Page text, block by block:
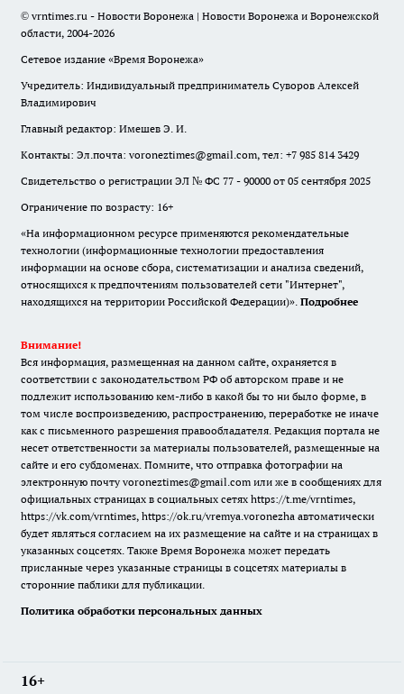
© vrntimes.ru - Новости Воронежа | Новости Воронежа и Воронежской
области, 2004-2026
Сетевое издание «Время Воронежа»
Учредитель: Индивидуальный предприниматель Суворов Алексей
Владимирович
Главный редактор: Имешев Э. И.
Контакты: Эл.почта: voroneztimes@gmail.com, тел: +7 985 814 3429
Свидетельство о регистрации ЭЛ № ФС 77 - 90000 от 05 сентября 2025
Ограничение по возрасту: 16+
«На информационном ресурсе применяются рекомендательные
технологии (информационные технологии предоставления
информации на основе сбора, систематизации и анализа сведений,
относящихся к предпочтениям пользователей сети "Интернет",
находящихся на территории Российской Федерации)». Подробнее
Внимание!
Вся информация, размещенная на данном сайте, охраняется в
соответствии с законодательством РФ об авторском праве и не
подлежит использованию кем-либо в какой бы то ни было форме, в
том числе воспроизведению, распространению, переработке не иначе
как с письменного разрешения правообладателя. Редакция портала не
несет ответственности за материалы пользователей, размещенные на
сайте и его субдоменах. Помните, что отправка фотографии на
электронную почту voroneztimes@gmail.com или же в сообщениях для
официальных страницах в социальных сетях https://t.me/vrntimes,
https://vk.com/vrntimes, https://ok.ru/vremya.voronezha автоматически
будет являться согласием на их размещение на сайте и на страницах в
указанных соцсетях. Также Время Воронежа может передать
присланные через указанные страницы в соцсетях материалы в
сторонние паблики для публикации.
Политика обработки персональных данных
16+